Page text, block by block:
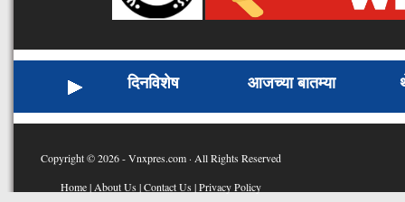
दिनविशेष आजच्या बातम्या
Copyright © 2026 - Vnxpres.com · All Rights Reserved
Home|About Us |Contact Us |Privacy Policy